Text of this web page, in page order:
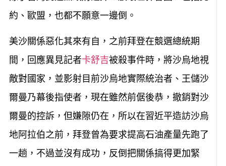
約、歐盟，也都不願意一邊倒。
美沙關係惡化其來有自，之前拜登在競選總統期
間，回應異見記者卡舒吉被殺事件時，將沙烏地視
敵對國家，並影射目前沙烏地實際統治者、王儲沙
爾曼乃幕後指使者，現在雖然前倨後恭，撤銷對沙
爾曼的控訴，但嫌隙仍在，所以在習近平造訪沙烏
地阿拉伯之前，拜登曾為要求提高石油產量先跑了
一趟，不過並沒有成功，反倒把關係搞得更加緊